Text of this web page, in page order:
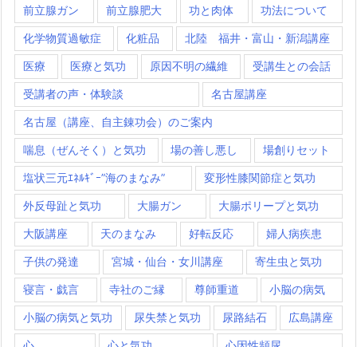
前立腺ガン 前立腺肥大 功と肉体 功法について
化学物質過敏症 化粧品 北陸 福井・富山・新潟講座
医療 医療と気功 原因不明の繊維 受講生との会話
受講者の声・体験談 名古屋講座
名古屋（講座、自主錬功会）のご案内
喘息（ぜんそく）と気功 場の善し悪し 場創りセット
塩状三元ｴﾈﾙｷﾞｰ”海のまなみ” 変形性膝関節症と気功
外反母趾と気功 大腸ガン 大腸ポリープと気功
大阪講座 天のまなみ 好転反応 婦人病疾患
子供の発達 宮城・仙台・女川講座 寄生虫と気功
寝言・戯言 寺社のご縁 尊師重道 小脳の病気
小脳の病気と気功 尿失禁と気功 尿路結石 広島講座